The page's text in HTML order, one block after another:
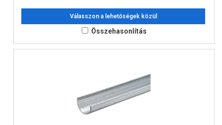
Válasszon a lehetőségek közül
Összehasonlítás